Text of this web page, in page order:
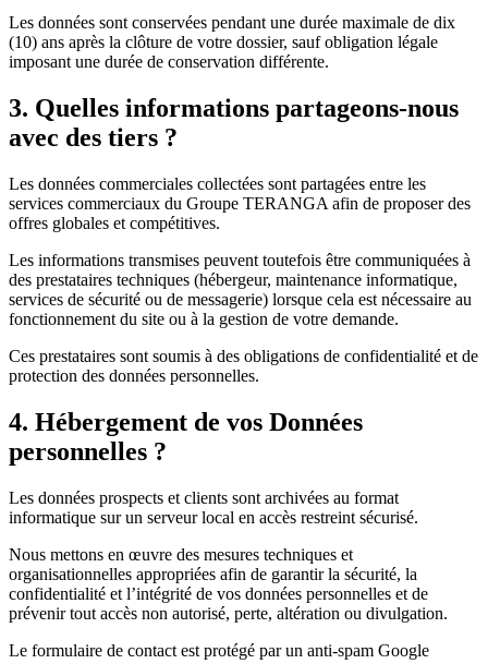
Les données sont conservées pendant une durée maximale de dix
(10) ans après la clôture de votre dossier, sauf obligation légale
imposant une durée de conservation différente.
3. Quelles informations partageons-nous
avec des tiers ?
Les données commerciales collectées sont partagées entre les
services commerciaux du Groupe TERANGA afin de proposer des
offres globales et compétitives.
Les informations transmises peuvent toutefois être communiquées à
des prestataires techniques (hébergeur, maintenance informatique,
services de sécurité ou de messagerie) lorsque cela est nécessaire au
fonctionnement du site ou à la gestion de votre demande.
Ces prestataires sont soumis à des obligations de confidentialité et de
protection des données personnelles.
4. Hébergement de vos Données
personnelles ?
Les données prospects et clients sont archivées au format
informatique sur un serveur local en accès restreint sécurisé.
Nous mettons en œuvre des mesures techniques et
organisationnelles appropriées afin de garantir la sécurité, la
confidentialité et l’intégrité de vos données personnelles et de
prévenir tout accès non autorisé, perte, altération ou divulgation.
Le formulaire de contact est protégé par un anti-spam Google